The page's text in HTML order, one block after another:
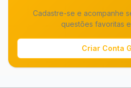
Cadastre-se e acompanhe
questões favoritas e
Criar Conta